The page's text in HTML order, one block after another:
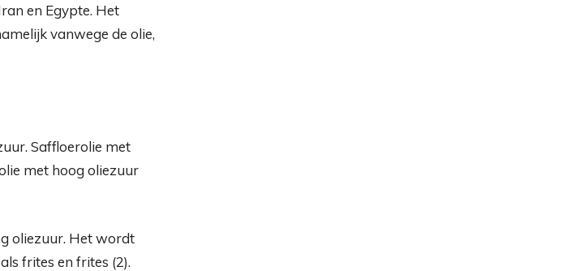
en Egypte. Het
vanwege de olie,
Saffloerolie met
met hoog oliezuur
oliezuur. Het wordt
frites en frites (2).